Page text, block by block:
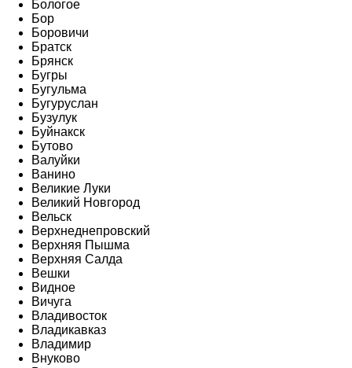
Бологое
Бор
Боровичи
Братск
Брянск
Бугры
Бугульма
Бугуруслан
Бузулук
Буйнакск
Бутово
Валуйки
Ванино
Великие Луки
Великий Новгород
Вельск
Верхнеднепровский
Верхняя Пышма
Верхняя Салда
Вешки
Видное
Вичуга
Владивосток
Владикавказ
Владимир
Внуково